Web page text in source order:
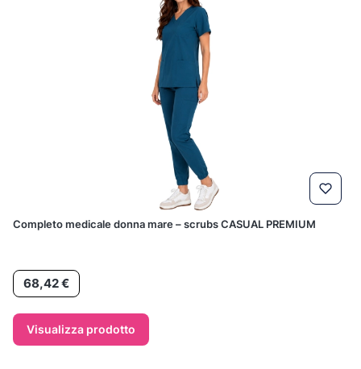
Completo medicale donna mare – scrubs CASUAL PREMIUM
Prezzo
68,42 €
Visualizza prodotto